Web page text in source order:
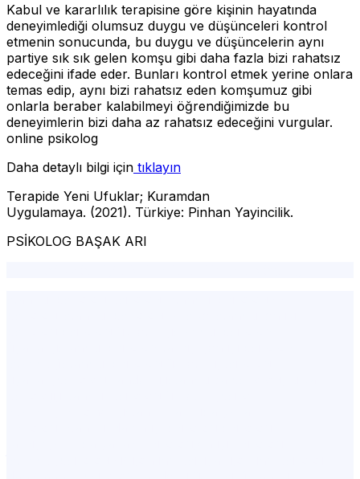
Kabul ve kararlılık terapisine göre kişinin hayatında
deneyimlediği olumsuz duygu ve düşünceleri kontrol
etmenin sonucunda, bu duygu ve düşüncelerin aynı
partiye sık sık gelen komşu gibi daha fazla bizi rahatsız
edeceğini ifade eder. Bunları kontrol etmek yerine onlara
temas edip, aynı bizi rahatsız eden komşumuz gibi
onlarla beraber kalabilmeyi öğrendiğimizde bu
deneyimlerin bizi daha az rahatsız edeceğini vurgular.
online psikolog
Daha detaylı bilgi için tıklayın
Terapide Yeni Ufuklar; Kuramdan
Uygulamaya. (2021). Türkiye: Pinhan Yayincilik.
PSİKOLOG BAŞAK ARI